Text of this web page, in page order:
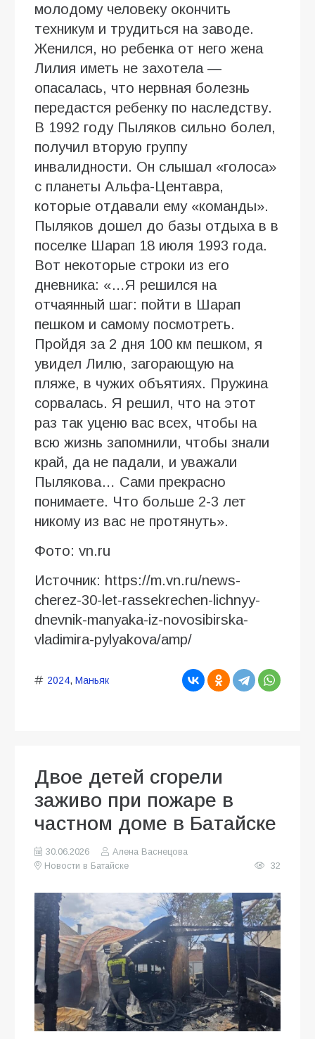
молодому человеку окончить
техникум и трудиться на заводе.
Женился, но ребенка от него жена
Лилия иметь не захотела ―
опасалась, что нервная болезнь
передастся ребенку по наследству.
В 1992 году Пыляков сильно болел,
получил вторую группу
инвалидности. Он слышал «голоса»
с планеты Альфа-Центавра,
которые отдавали ему «команды».
Пыляков дошел до базы отдыха в в
поселке Шарап 18 июля 1993 года.
Вот некоторые строки из его
дневника: «…Я решился на
отчаянный шаг: пойти в Шарап
пешком и самому посмотреть.
Пройдя за 2 дня 100 км пешком, я
увидел Лилю, загорающую на
пляже, в чужих объятиях. Пружина
сорвалась. Я решил, что на этот
раз так уценю вас всех, чтобы на
всю жизнь запомнили, чтобы знали
край, да не падали, и уважали
Пылякова… Сами прекрасно
понимаете. Что больше 2-3 лет
никому из вас не протянуть».
Фото: vn.ru
Источник: https://m.vn.ru/news-
cherez-30-let-rassekrechen-lichnyy-
dnevnik-manyaka-iz-novosibirska-
vladimira-pylyakova/amp/
2024, Маньяк
Двое детей сгорели
заживо при пожаре в
частном доме в Батайске
30.06.2026
Алена Васнецова
Новости в Батайске
32